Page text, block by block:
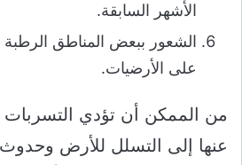
الأشهر السابقة.
الشعور ببعض المناطق الرطبة
على الأرضيات.
من الممكن أن تؤدي التسربات
عنها إلى التسلل للأرض